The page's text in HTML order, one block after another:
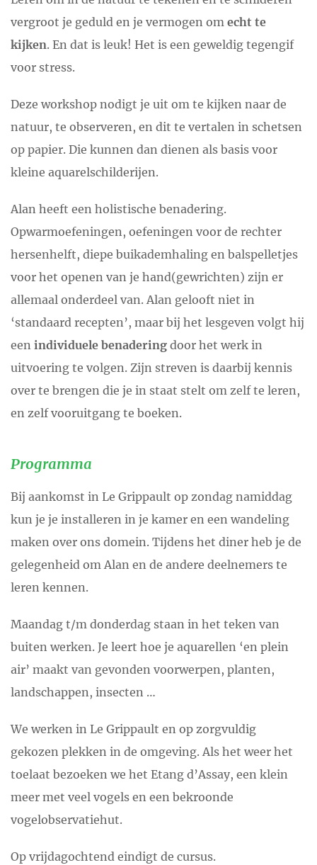
vergroot je geduld en je vermogen om echt te
kijken. En dat is leuk! Het is een geweldig tegengif
voor stress.
Deze workshop nodigt je uit om te kijken naar de
natuur, te observeren, en dit te vertalen in schetsen
op papier. Die kunnen dan dienen als basis voor
kleine aquarelschilderijen.
Alan heeft een holistische benadering.
Opwarmoefeningen, oefeningen voor de rechter
hersenhelft, diepe buikademhaling en balspelletjes
voor het openen van je hand(gewrichten) zijn er
allemaal onderdeel van. Alan gelooft niet in
‘standaard recepten’, maar bij het lesgeven volgt hij
een individuele benadering door het werk in
uitvoering te volgen. Zijn streven is daarbij kennis
over te brengen die je in staat stelt om zelf te leren,
en zelf vooruitgang te boeken.
Programma
Bij aankomst in Le Grippault op zondag namiddag
kun je je installeren in je kamer en een wandeling
maken over ons domein. Tijdens het diner heb je de
gelegenheid om Alan en de andere deelnemers te
leren kennen.
Maandag t/m donderdag staan in het teken van
buiten werken. Je leert hoe je aquarellen ‘en plein
air’ maakt van gevonden voorwerpen, planten,
landschappen, insecten …
We werken in Le Grippault en op zorgvuldig
gekozen plekken in de omgeving. Als het weer het
toelaat bezoeken we het Etang d’Assay, een klein
meer met veel vogels en een bekroonde
vogelobservatiehut.
Op vrijdagochtend eindigt de cursus.